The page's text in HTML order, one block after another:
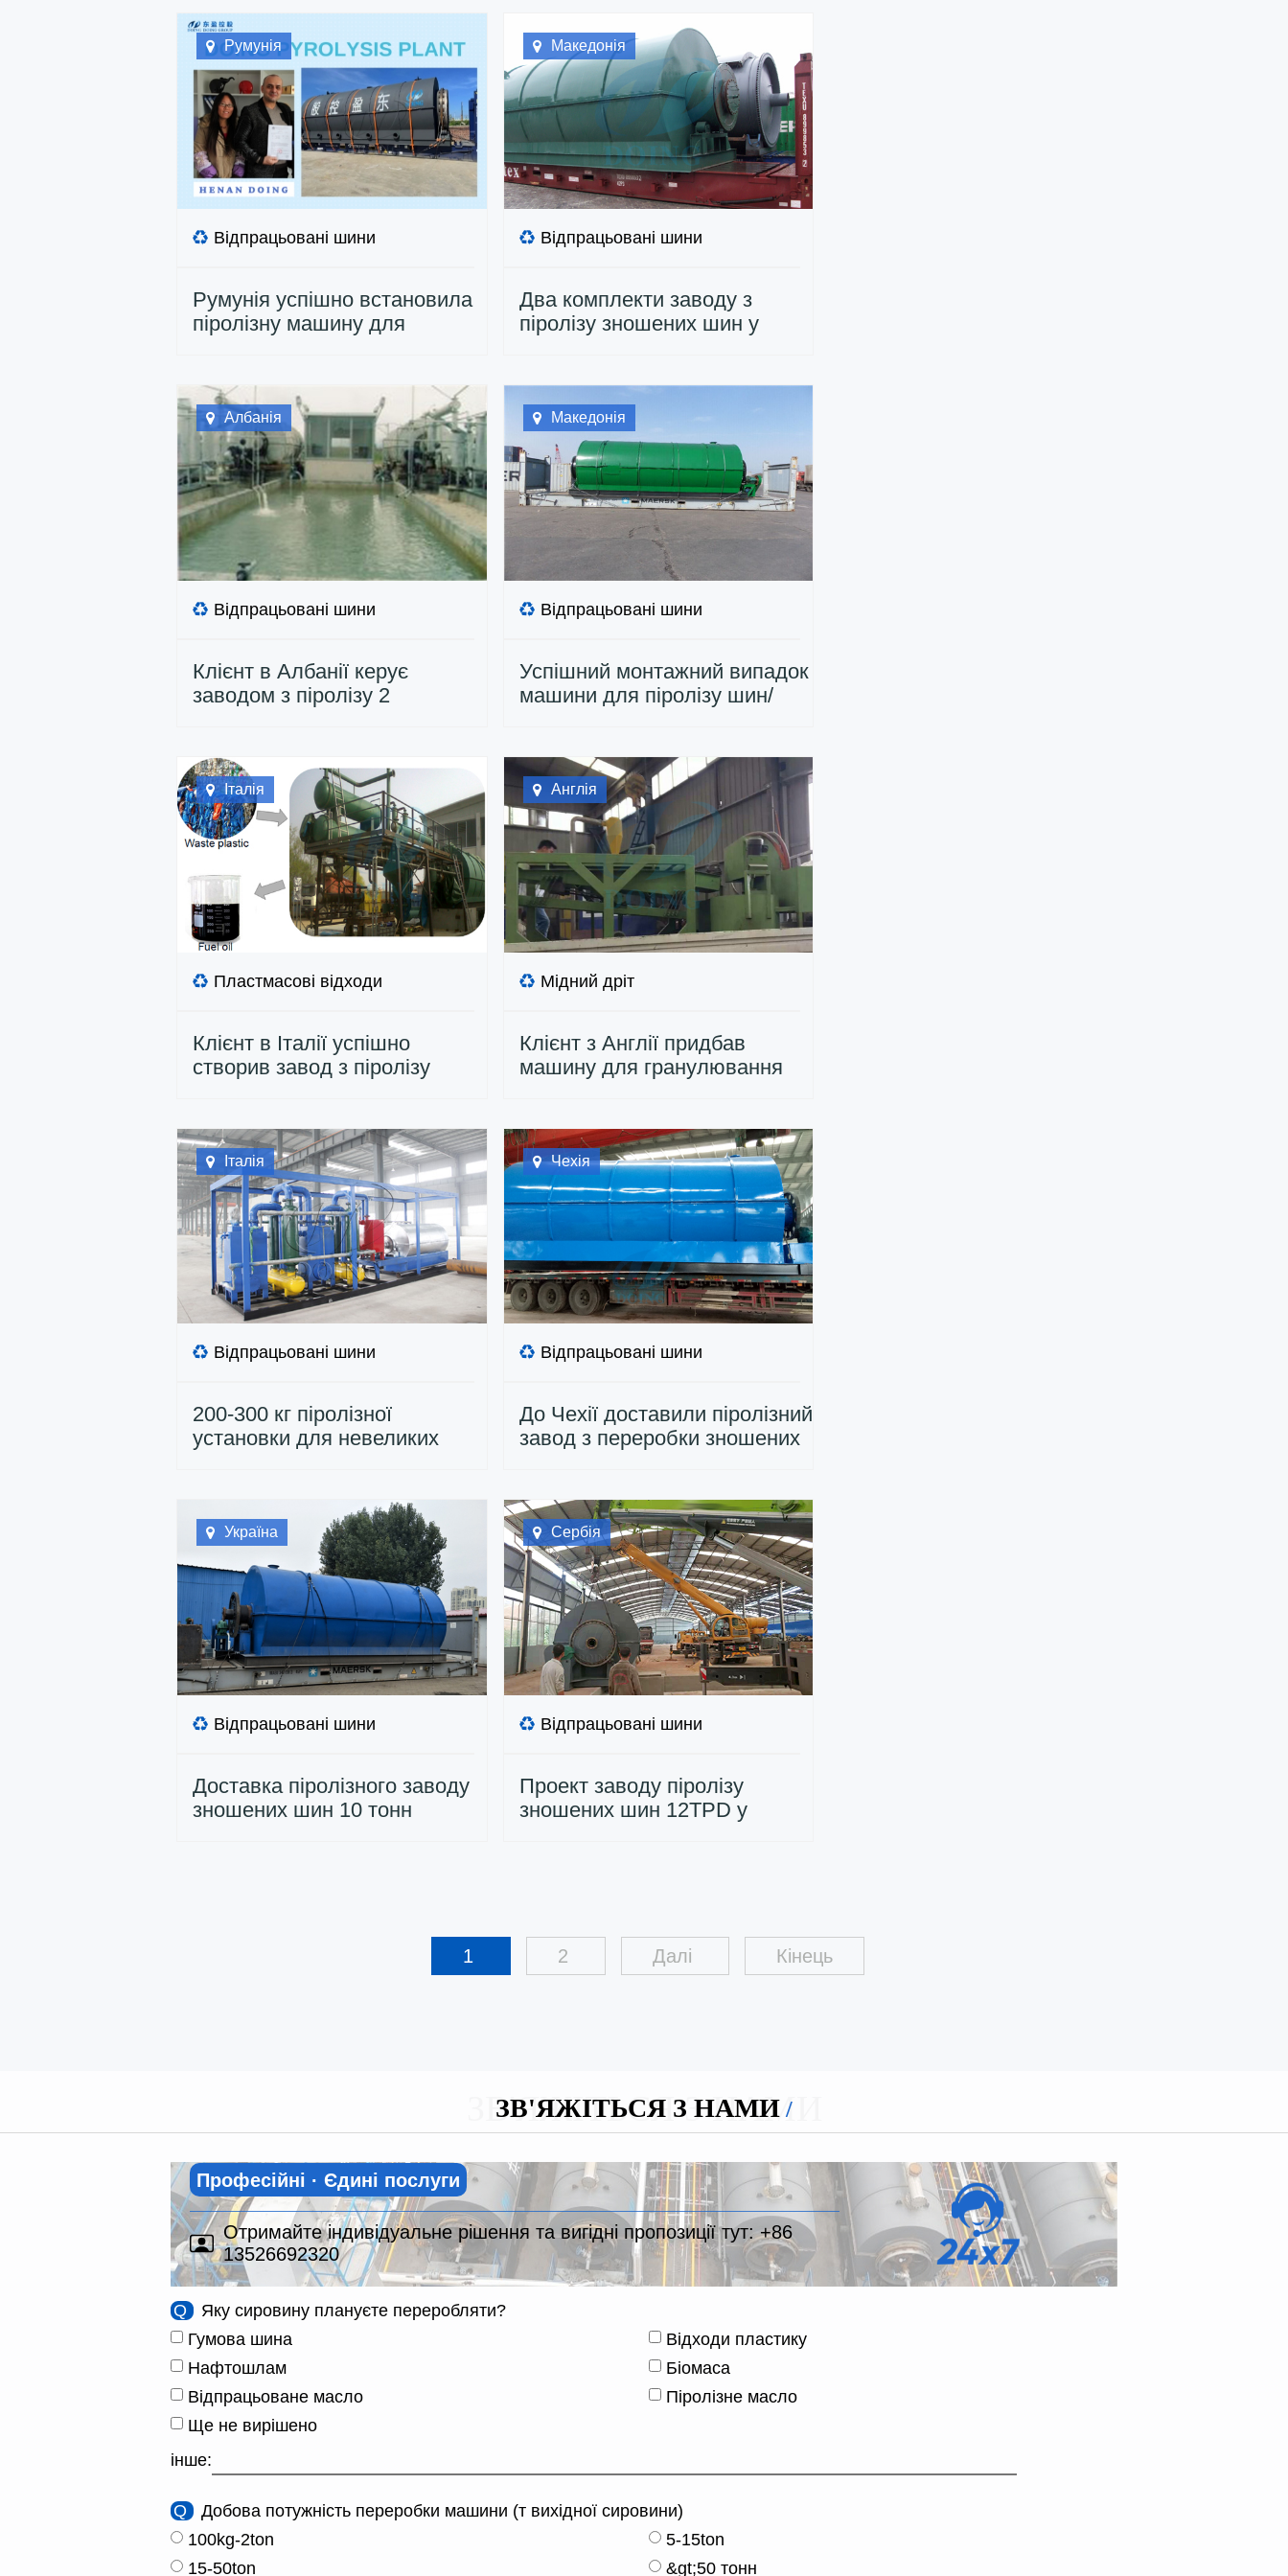
Румунія
Відпрацьовані шини
Румунія успішно встановила
піролізну машину для
Македонія
Відпрацьовані шини
Два комплекти заводу з
піролізу зношених шин у
Албанія
Відпрацьовані шини
Клієнт в Албанії керує
заводом з піролізу 2
Македонія
Відпрацьовані шини
Успішний монтажний випадок
машини для піролізу шин/
Італія
Пластмасові відходи
Клієнт в Італії успішно
створив завод з піролізу
Англія
Мідний дріт
Клієнт з Англії придбав
машину для гранулювання
Італія
Відпрацьовані шини
200-300 кг піролізної
установки для невеликих
Чехія
Відпрацьовані шини
До Чехії доставили піролізний
завод з переробки зношених
Україна
Відпрацьовані шини
Доставка піролізного заводу
зношених шин 10 тонн
Сербія
Відпрацьовані шини
Проект заводу піролізу
зношених шин 12TPD у
1 2 Далі Кінець
ЗВ'ЯЖІТЬСЯ З НАМИ
ЗВ'ЯЖІТЬСЯ З НАМИ
Професійні · Єдині послуги
Отримайте індивідуальне рішення та вигідні пропозиції тут:+86
13526692320
Q
Яку сировину плануєте переробляти?
Гумова шина
Відходи пластику
Нафтошлам
Біомаса
Відпрацьоване масло
Піролізне масло
Ще не вирішено
інше:
Q
Добова потужність переробки машини (т вихідної сировини)
100kg-2ton
5-15ton
15-50ton
&gt;50 тонн